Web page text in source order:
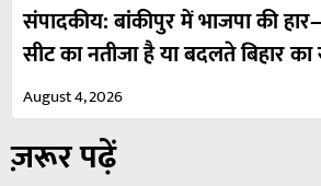
संपादकीय: बांकीपुर में भाजपा की
सीट का नतीजा है या बदलते बिहार
August 4, 2026
ज़रूर पढ़ें